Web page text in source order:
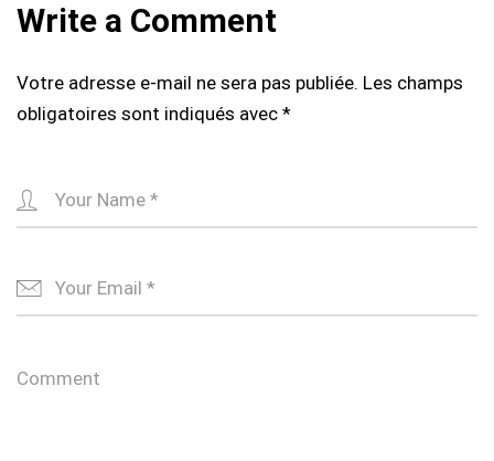
Write a Comment
Votre adresse e-mail ne sera pas publiée. Les champs
obligatoires sont indiqués avec *